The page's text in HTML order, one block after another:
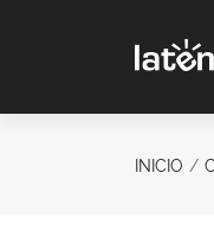
INICIO